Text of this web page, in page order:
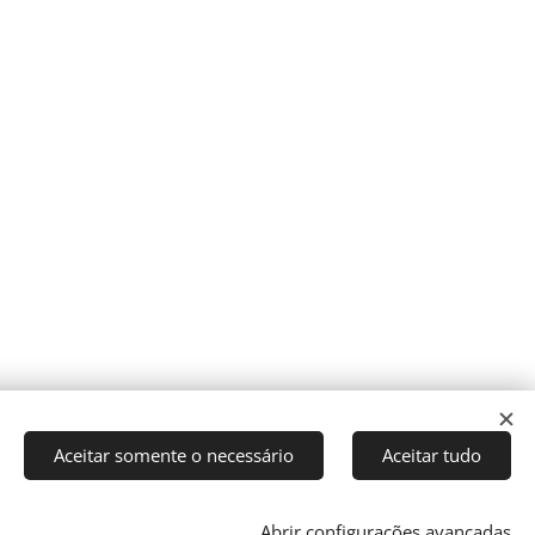
Aceitar somente o necessário Aceitar tudo